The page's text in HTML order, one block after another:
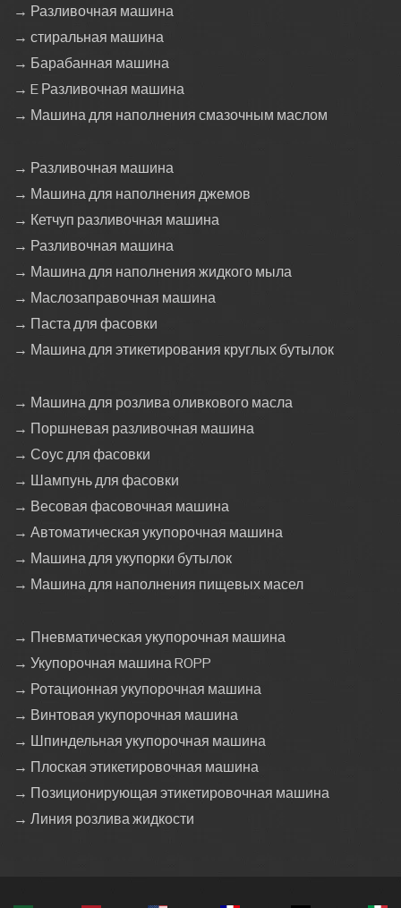
→ Разливочная машина
→ стиральная машина
→ Барабанная машина
→ E Разливочная машина
→ Машина для наполнения смазочным маслом
→ Разливочная машина
→ Машина для наполнения джемов
→ Кетчуп разливочная машина
→ Разливочная машина
→ Машина для наполнения жидкого мыла
→ Маслозаправочная машина
→ Паста для фасовки
→ Машина для этикетирования круглых бутылок
→ Машина для розлива оливкового масла
→ Поршневая разливочная машина
→ Соус для фасовки
→ Шампунь для фасовки
→ Весовая фасовочная машина
→ Автоматическая укупорочная машина
→ Машина для укупорки бутылок
→ Машина для наполнения пищевых масел
→ Пневматическая укупорочная машина
→ Укупорочная машина ROPP
→ Ротационная укупорочная машина
→ Винтовая укупорочная машина
→ Шпиндельная укупорочная машина
→ Плоская этикетировочная машина
→ Позиционирующая этикетировочная машина
→ Линия розлива жидкости